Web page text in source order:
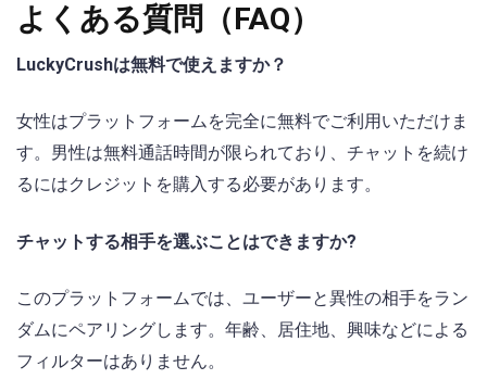
よくある質問（FAQ）
LuckyCrushは無料で使えますか？
女性はプラットフォームを完全に無料でご利用いただけま
す。男性は無料通話時間が限られており、チャットを続け
るにはクレジットを購入する必要があります。
チャットする相手を選ぶことはできますか?
このプラットフォームでは、ユーザーと異性の相手をラン
ダムにペアリングします。年齢、居住地、興味などによる
フィルターはありません。